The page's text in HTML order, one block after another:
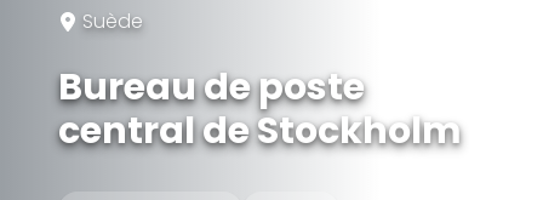
Suède
Bureau de poste
central de Stockholm